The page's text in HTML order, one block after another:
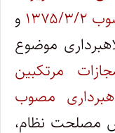
۳/۲
و
موضوع
مرتکبین
مصوب
نظام،